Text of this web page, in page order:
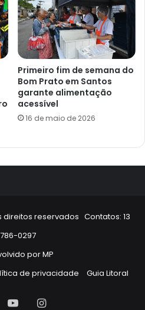
Primeiro fim de semana do
Bom Prato em Santos
garante alimentação
acessível
16 de maio de 2026
direitos reservados Contatos: 13
0297
porMP
de privacidade Guia Litoral
YouTubeInstagram